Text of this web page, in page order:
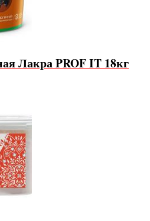
Лакра PROF IT 18кг